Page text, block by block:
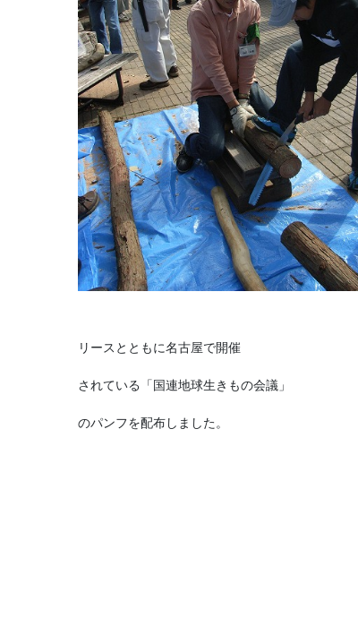
リースとともに名古屋で開催
されている「国連地球生きもの会議」
のパンフを配布しました。